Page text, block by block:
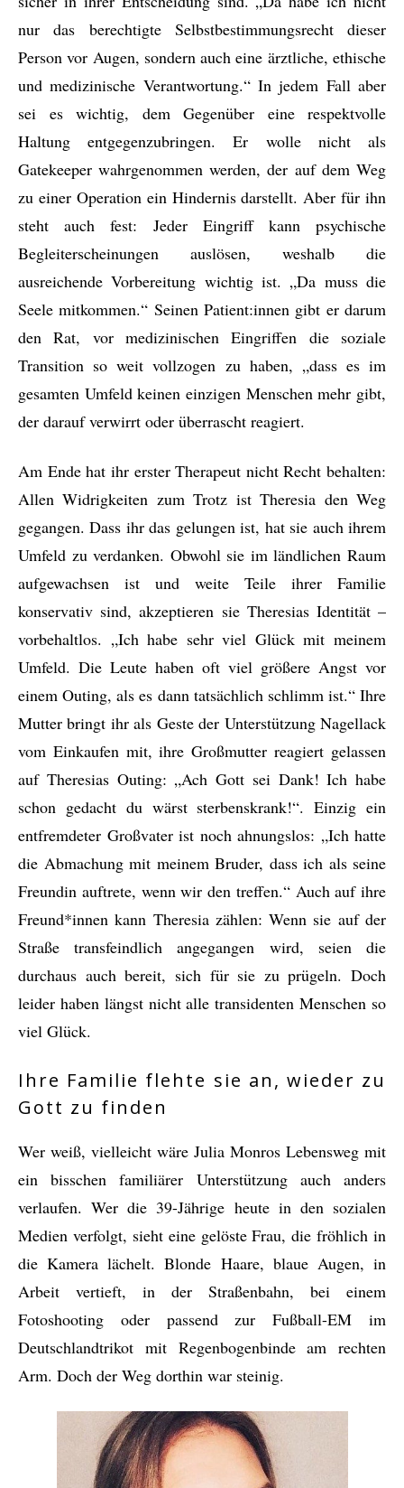
nur das berechtigte Selbstbestimmungsrecht dieser
Person vor Augen, sondern auch eine ärztliche, ethische
und medizinische Verantwortung.“ In jedem Fall aber
sei es wichtig, dem Gegenüber eine respektvolle
Haltung entgegenzubringen. Er wolle nicht als
Gatekeeper wahrgenommen werden, der auf dem Weg
zu einer Operation ein Hindernis darstellt. Aber für ihn
steht auch fest: Jeder Eingriff kann psychische
Begleiterscheinungen auslösen, weshalb die
ausreichende Vorbereitung wichtig ist. „Da muss die
Seele mitkommen.“ Seinen Patient:innen gibt er darum
den Rat, vor medizinischen Eingriffen die soziale
Transition so weit vollzogen zu haben, „dass es im
gesamten Umfeld keinen einzigen Menschen mehr gibt,
der darauf verwirrt oder überrascht reagiert.
Am Ende hat ihr erster Therapeut nicht Recht behalten:
Allen Widrigkeiten zum Trotz ist Theresia den Weg
gegangen. Dass ihr das gelungen ist, hat sie auch ihrem
Umfeld zu verdanken. Obwohl sie im ländlichen Raum
aufgewachsen ist und weite Teile ihrer Familie
konservativ sind, akzeptieren sie Theresias Identität –
vorbehaltlos. „Ich habe sehr viel Glück mit meinem
Umfeld. Die Leute haben oft viel größere Angst vor
einem Outing, als es dann tatsächlich schlimm ist.“ Ihre
Mutter bringt ihr als Geste der Unterstützung Nagellack
vom Einkaufen mit, ihre Großmutter reagiert gelassen
auf Theresias Outing: „Ach Gott sei Dank! Ich habe
schon gedacht du wärst sterbenskrank!“. Einzig ein
entfremdeter Großvater ist noch ahnungslos: „Ich hatte
die Abmachung mit meinem Bruder, dass ich als seine
Freundin auftrete, wenn wir den treffen.“ Auch auf ihre
Freund*innen kann Theresia zählen: Wenn sie auf der
Straße transfeindlich angegangen wird, seien die
durchaus auch bereit, sich für sie zu prügeln. Doch
leider haben längst nicht alle transidenten Menschen so
viel Glück.
Ihre Familie flehte sie an, wieder zu
Gott zu finden
Wer weiß, vielleicht wäre Julia Monros Lebensweg mit
ein bisschen familiärer Unterstützung auch anders
verlaufen. Wer die 39-Jährige heute in den sozialen
Medien verfolgt, sieht eine gelöste Frau, die fröhlich in
die Kamera lächelt. Blonde Haare, blaue Augen, in
Arbeit vertieft, in der Straßenbahn, bei einem
Fotoshooting oder passend zur Fußball-EM im
Deutschlandtrikot mit Regenbogenbinde am rechten
Arm. Doch der Weg dorthin war steinig.